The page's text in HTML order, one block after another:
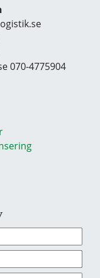
070-4775904